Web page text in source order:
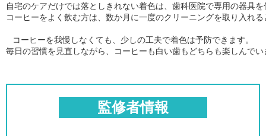
自宅のケアだけでは落としきれない着色は、歯科医院で専用の器具
コーヒーをよく飲む方は、数か月に一度のクリーニングを取り入れ
コーヒーを我慢しなくても、少しの工夫で着色は予防できます。
毎日の習慣を見直しながら、コーヒーも白い歯もどちらも楽しんで
監修者情報